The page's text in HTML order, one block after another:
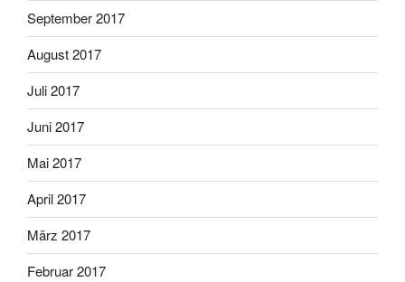
September 2017
August 2017
Juli 2017
Juni 2017
Mai 2017
April 2017
März 2017
Februar 2017